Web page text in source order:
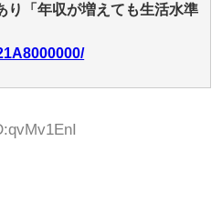
り「年収が増えても生活水準